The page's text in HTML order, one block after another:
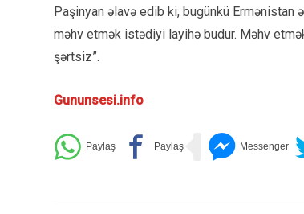
Paşinyan əlavə edib ki, bugünkü Ermənistan
məhv etmək istədiyi layihə budur. Məhv
şərtsiz”.
Gununsesi.info